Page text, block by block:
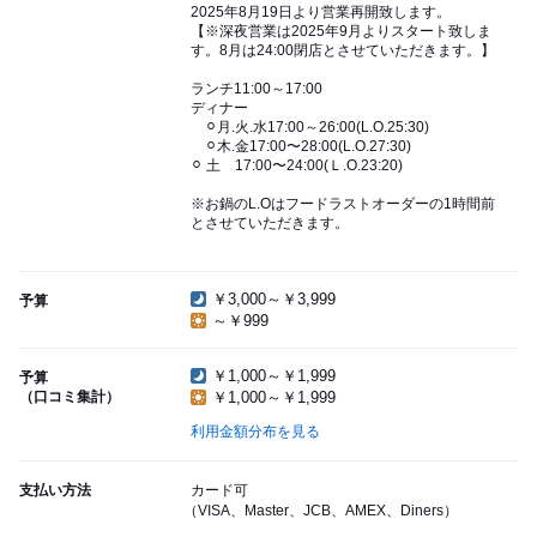
2025年8月19日より営業再開致します。
【※深夜営業は2025年9月よりスタート致しま
す。8月は24:00閉店とさせていただきます。】
ランチ11:00～17:00
ディナー
⚪︎月.火.水17:00～26:00(L.O.25:30)
⚪︎木.金17:00〜28:00(L.O.27:30)
⚪︎ 土 17:00〜24:00(Ｌ.O.23:20)
※お鍋のL.Oはフードラストオーダーの1時間前
とさせていただきます。
予算
￥3,000～￥3,999
～￥999
予算
（口コミ集計）
￥1,000～￥1,999
￥1,000～￥1,999
利用金額分布を見る
支払い方法
カード可
（VISA、Master、JCB、AMEX、Diners）